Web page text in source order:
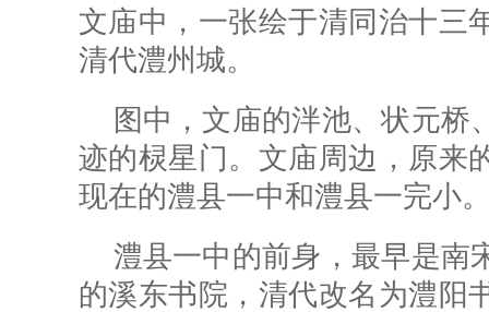
文庙中，一张绘于清同治十三
清代澧州城。
图中，文庙的泮池、状元桥
迹的棂星门。文庙周边，原来
现在的澧县一中和澧县一完小
澧县一中的前身，最早是南
的溪东书院，清代改名为澧阳